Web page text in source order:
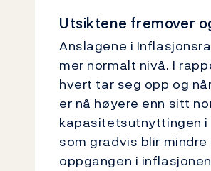
Utsiktene fremover
Anslagene i
mer normalt nivå. I
hvert tar seg opp og
er nå høyere enn sitt
kapasitetsutnyttingen i
som gradvis blir
oppgangen i